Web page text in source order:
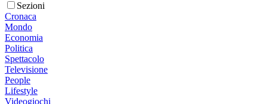
Sezioni
Cronaca
Mondo
Economia
Politica
Spettacolo
Televisione
People
Lifestyle
Videogiochi